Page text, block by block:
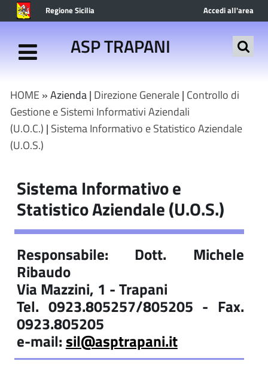
Regione Sicilia
Accedi all'area
ASP TRAPANI
HOME » Azienda | Direzione Generale| Controllo di
Gestione e Sistemi Informativi Aziendali
(U.O.C.) | Sistema Informativo e Statistico Aziendale
(U.O.S.)
Sistema Informativo e
Statistico Aziendale (U.O.S.)
Responsabile: Dott. Michele
Ribaudo
Via Mazzini, 1 - Trapani
Tel. 0923.805257/805205 - Fax.
0923.805205
e-mail: sil@asptrapani.it